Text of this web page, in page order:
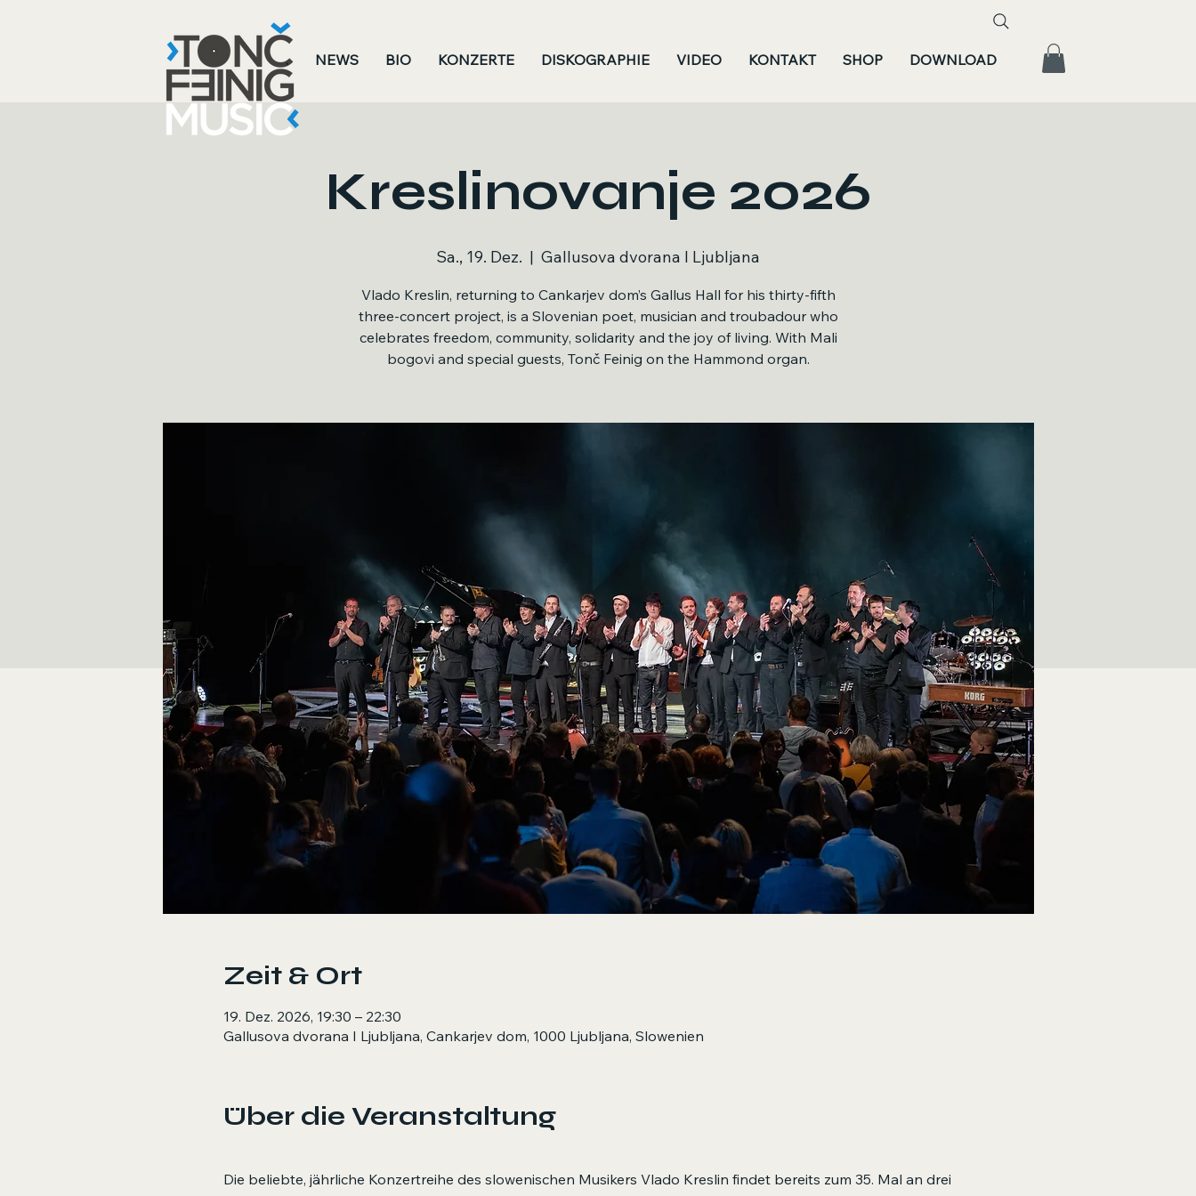
. NEWS BIO KONZERTE DISKOGRAPHIE VIDEO KONTAKT SHOP DOWNLOAD
Kreslinovanje 2026
Sa., 19. Dez.
  |
Gallusova dvorana I Ljubljana
Vlado Kreslin, returning to Cankarjev dom’s Gallus Hall for his thirty-fifth
three-concert project, is a Slovenian poet, musician and troubadour who
celebrates freedom, community, solidarity and the joy of living. With Mali
bogovi and special guests, Tonč Feinig on the Hammond organ.
Zeit & Ort
19. Dez. 2026, 19:30 – 22:30
Gallusova dvorana I Ljubljana, Cankarjev dom, 1000 Ljubljana, Slowenien
Über die Veranstaltung
Die beliebte, jährliche Konzertreihe des slowenischen Musikers Vlado Kreslin findet bereits zum 35. Mal an drei